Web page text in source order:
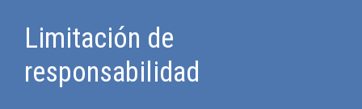
Limitación de
responsabilidad